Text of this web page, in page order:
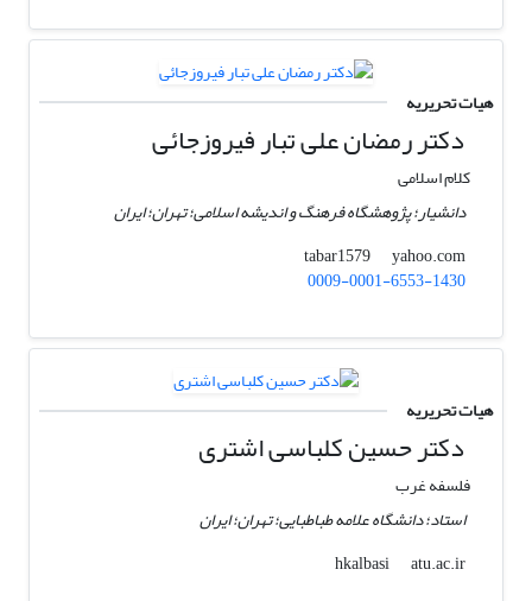
هیات تحریریه
دکتر رمضان علی تبار فیروزجائی
کلام اسلامی
دانشیار؛ پژوهشگاه فرهنگ و اندیشه اسلامی؛ تهران؛ ایران
tabar1579
yahoo.com
0009-0001-6553-1430
هیات تحریریه
دکتر حسین کلباسی اشتری
فلسفه غرب
استاد؛ دانشگاه علامه طباطبایی؛ تهران؛ ایران
hkalbasi
atu.ac.ir